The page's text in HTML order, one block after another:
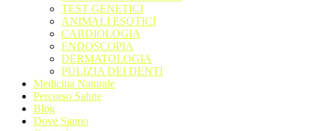
TEST GENETICI
ANIMALI ESOTICI
CARDIOLOGIA
ENDOSCOPIA
DERMATOLOGIA
PULIZIA DEI DENTI
Medicina Naturale
Percorso Salute
Blog
Dove Siamo